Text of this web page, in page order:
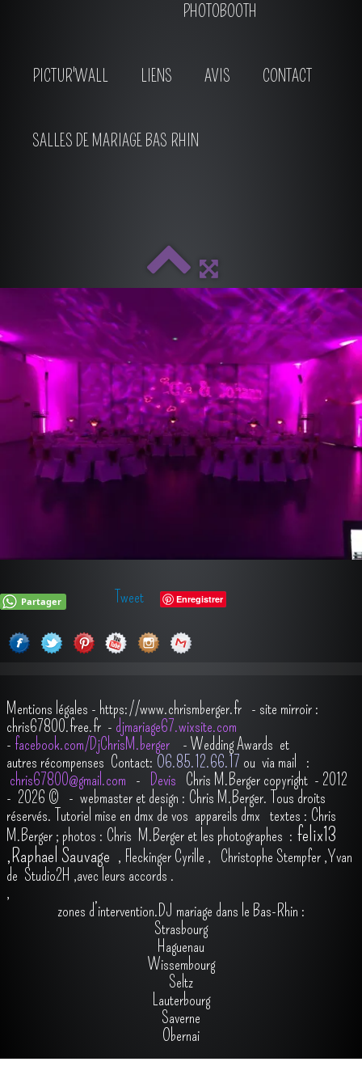
PHOTOBOOTH
PICTUR'WALL LIENS AVIS CONTACT
SALLES DE MARIAGE BAS RHIN
Partager Tweet Enregistrer
Mentions légales - https://www.chrismberger.fr - site mirroir :
chris67800.free.fr - djmariage67.wixsite.com
- facebook.com/DjChrisM.berger - Wedding Awards et
autres récompenses Contact: O6.85.12.66.17 ou via mail :
chris67800@gmail.com - Devis Chris M.Berger copyright - 2012
- 2026 © - webmaster et design : Chris M.Berger. Tous droits
réservés. Tutoriel mise en dmx de vos appareils dmx textes : Chris
M.Berger ; photos : Chris M.Berger et les photographes : felix13
,Raphael Sauvage , Fleckinger Cyrille , Christophe Stempfer ,Yvan
de Studio2H ,avec leurs accords .
,
zones d’intervention.DJ mariage dans le Bas-Rhin :
Strasbourg
Haguenau
Wissembourg
Seltz
Lauterbourg
Saverne
Obernai